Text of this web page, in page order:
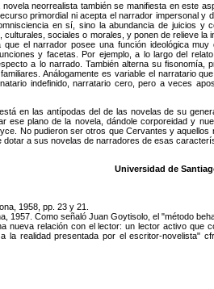
neorrealista también se manifiesta en este
primordial ni acepta el narrador impersonal y
en sí, sino la abundancia de juicios y
sociales o morales, y ponen de relieve la
el narrador posee una función ideológica muy
y facetas. Por ejemplo, a lo largo del
a lo narrado. También alterna su fisonomía,
Análogamente es variable el narratario
indefinido, narratario cero, pero a veces
en las antípodas del de las novelas de su
ese plano de la novela, dándole corporeidad y
No pudieron ser otros que Cervantes y aquellos
dotar a sus novelas de narradores de esas
Universidad de
1958, pp. 23 y 21.
1957. Como señaló Juan Goytisolo, el "método
nueva relación con el lector: un lector activo que
la realidad presentada por el escritor-novelista"